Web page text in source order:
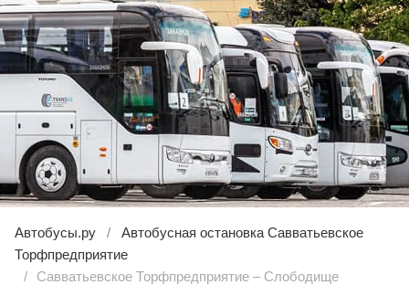
Автобусы.ру
Автобусная остановка Савватьевское
Торфпредприятие
Савватьевское Торфпредприятие – Слободище